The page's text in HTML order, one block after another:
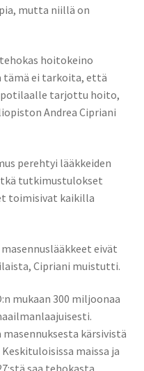
mutta niillä on
hoitokeino
tämä ei tarkoita, että
potilaalle tarjottu hoito,
Andrea Cipriani
perehtyi lääkkeiden
tutkimustulokset
toimisivat kaikilla
eivät
Cipriani muistutti.
mukaan 300 miljoonaa
kärsivistä
maissa ja